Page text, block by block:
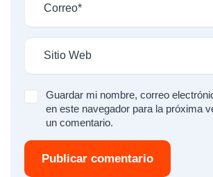
Guardar mi nombre, correo
en este navegador para la próxima
un comentario.
Publicar comentario